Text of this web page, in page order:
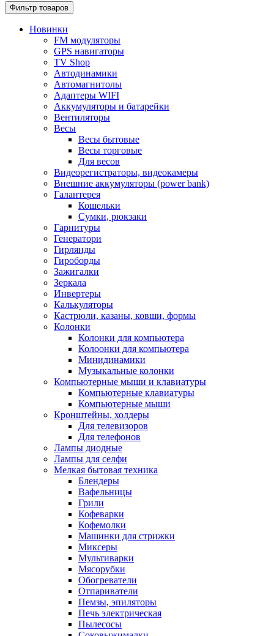
Фильтр товаров
Новинки
FM модуляторы
GPS навигаторы
TV Shop
Автодинамики
Автомагнитолы
Адаптеры WIFI
Аккумуляторы и батарейки
Вентиляторы
Весы
Весы бытовые
Весы торговые
Для весов
Видеорегистраторы, видеокамеры
Внешние аккумуляторы (power bank)
Галантерея
Кошельки
Сумки, рюкзаки
Гарнитуры
Генератори
Гирлянды
Гироборды
Зажигалки
Зеркала
Инвертеры
Калькуляторы
Кастрюли, казаны, ковши, формы
Колонки
Колонки для компьютера
Колоонки для компьютера
Минидинамики
Музыкальные колонки
Компьютерные мыши и клавиатуры
Компьютерные клавиатуры
Компьютерные мыши
Кронштейны, холдеры
Для телевизоров
Для телефонов
Лампы диодные
Лампы для селфи
Мелкая бытовая техника
Блендеры
Вафельницы
Грили
Кофеварки
Кофемолки
Машинки для стрижки
Миксеры
Мультиварки
Мясорубки
Обогреватели
Отпариватели
Пемзы, эпиляторы
Печь электрическая
Пылесосы